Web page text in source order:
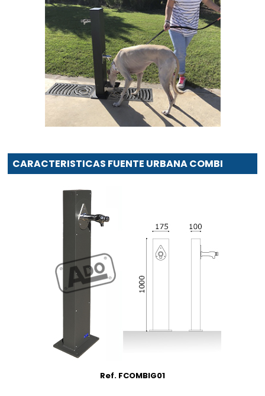
CARACTERISTICAS FUENTE URBANA COMBI
Ref. FCOMBIG01